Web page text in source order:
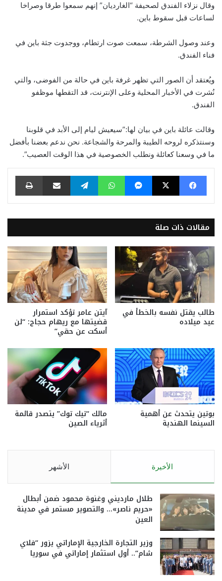
وقال نزلاء الفندق لصحيفة “الغارديان” إنهم سمعوا طرقا وصراخا
لساعات قبل سقوط باين.
وعند وصول الشرطة، سمعت صوت ارتطام، ووجدوت جثة باين في
فناء الفندق.
ويُعتقد أن الصور التي تظهر غرفة باين في حالة من الفوضى، والتي
نُشرت في الأخبار المحلية وعلى الإنترنت، قد التقطها موظفو
الفندق.
وقالت عائلة باين في بيان لها:”سيعيش ليام إلى الأبد في قلوبنا
وسنتذكره لروحه الطيبة والمرحة والشجاعة. نحن ندعم بعضنا بأفضل
ما في وسعنا كعائلة ونطلب الخصوصية في هذا الوقت العصيب”.
فيسبوك ‫X ماسنجر واتساب تيلقرام مشاركة عبر البريد طباعة
مقالات ذات صلة
طالب يقتل نفسه بالخطأ في
عيد ميلاده
آيتن عامر تؤكد استمرار
قضيتها مع ريهام حجاج: “لن
أسكت عن حقي”
بوتين يتحدث عن أهمية
السينما الهندية
مالك “تيك توك” يتصدر قائمة
أثرياء الصين
الأخيرة الأشهر
طلال مارديني وغنوة محمود ضمن أبطال
«حريم ناصر»… والتصوير مستمر في مدينة
العين
وزير التجارة الخارجية الإماراتي يزور “فلاي
شام”.. أول استثمار إماراتي في سوريا